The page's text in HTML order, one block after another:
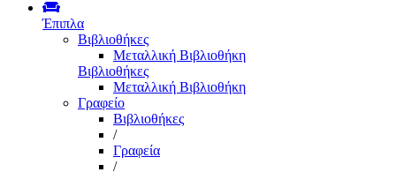
Έπιπλα
Βιβλιοθήκες
Μεταλλική Βιβλιοθήκη
Βιβλιοθήκες
Μεταλλική Βιβλιοθήκη
Γραφείο
Βιβλιοθήκες
/
Γραφεία
/